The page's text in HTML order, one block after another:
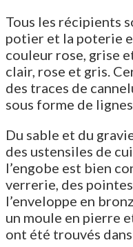
Tous les récipients
potier et la poterie
couleur rose, grise
clair, rose et gris.
des traces de
sous forme de
Du sable et du
des ustensiles de
l’engobe est bien
verrerie, des
l’enveloppe en
un moule en pierre
ont été trouvés